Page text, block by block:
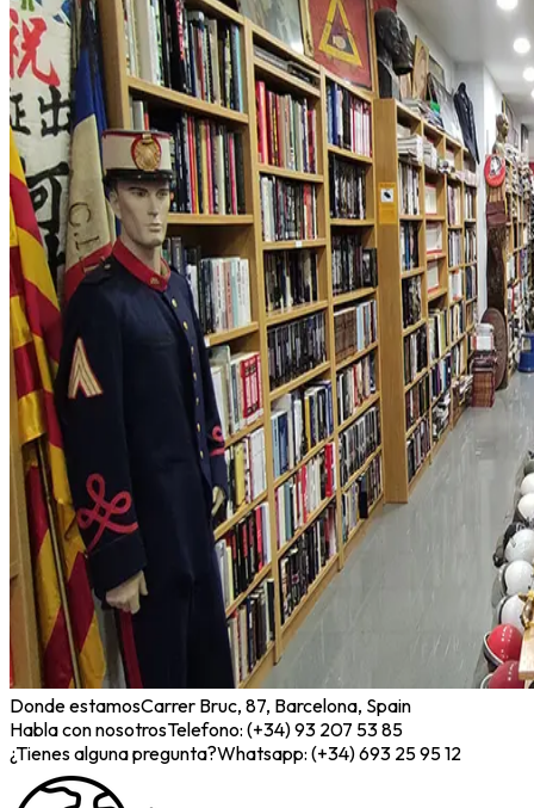
Donde estamosCarrer Bruc, 87, Barcelona, Spain
Habla con nosotrosTelefono: (+34) 93 207 53 85
¿Tienes alguna pregunta?Whatsapp: (+34) 693 25 95 12